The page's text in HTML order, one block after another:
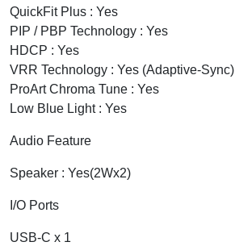
QuickFit Plus : Yes
PIP / PBP Technology : Yes
HDCP : Yes
VRR Technology : Yes (Adaptive-Sync)
ProArt Chroma Tune : Yes
Low Blue Light : Yes
Audio Feature
Speaker : Yes(2Wx2)
I/O Ports
USB-C x 1